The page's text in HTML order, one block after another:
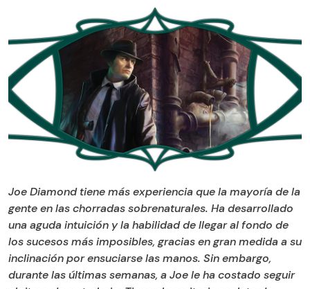
Joe Diamond tiene más experiencia que la mayoría de la
gente en las chorradas sobrenaturales. Ha desarrollado
una aguda intuición y la habilidad de llegar al fondo de
los sucesos más imposibles, gracias en gran medida a su
inclinación por ensuciarse las manos. Sin embargo,
durante las últimas semanas, a Joe le ha costado seguir